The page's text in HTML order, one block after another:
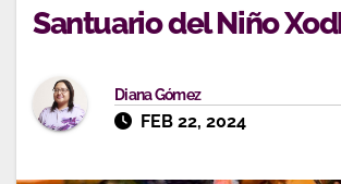
Santuario del Niño
Diana Gómez
FEB 22, 2024